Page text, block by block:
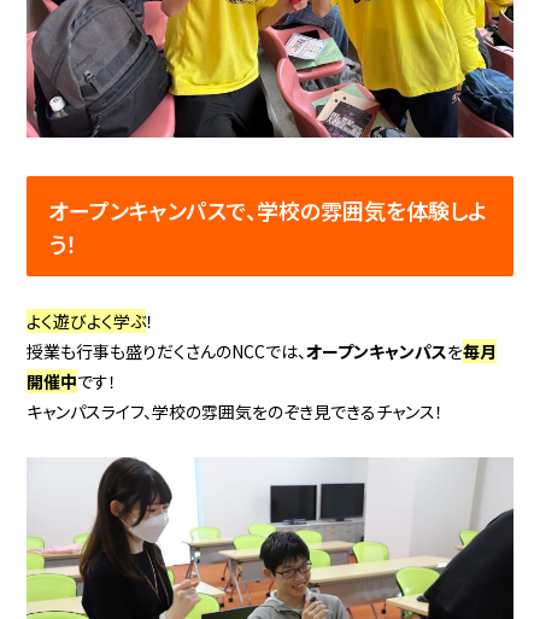
オープンキャンパスで、学校の雰囲気を体験しよ
う！
よく遊びよく学ぶ！
授業も行事も盛りだくさんのNCCでは、オープンキャンパスを毎月
開催中です！
キャンパスライフ、学校の雰囲気をのぞき見できるチャンス！